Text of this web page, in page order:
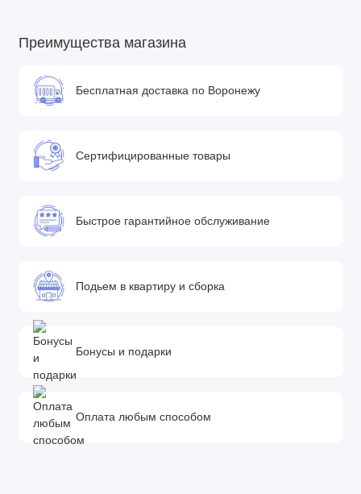
Преимущества магазина
Бесплатная доставка по Воронежу
Сертифицированные товары
Быстрое гарантийное обслуживание
Подьем в квартиру и сборка
Бонусы и подарки
Оплата любым способом